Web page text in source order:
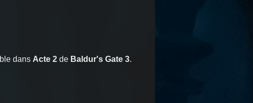
dans Acte 2 de Baldur's Gate 3.